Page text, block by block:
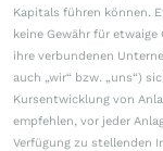
Kapitals führen können.
keine Gewähr für
ihre verbundenen
auch „wir“ bzw. „uns“)
Kursentwicklung von
empfehlen, vor jeder
Verfügung zu stellenden